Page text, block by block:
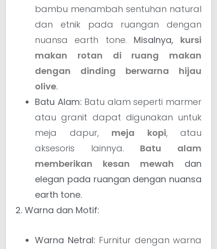
bambu menambah sentuhan natural
dan etnik pada ruangan dengan
nuansa earth tone. Misalnya, kursi
makan rotan di ruang makan
dengan dinding berwarna hijau
olive.
Batu Alam: Batu alam seperti marmer
atau granit dapat digunakan untuk
meja dapur, meja kopi, atau
aksesoris lainnya. Batu alam
memberikan kesan mewah dan
elegan pada ruangan dengan nuansa
earth tone.
2. Warna dan Motif:
Warna Netral: Furnitur dengan warna